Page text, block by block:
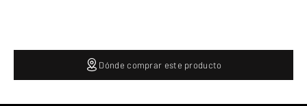
Dónde comprar este producto